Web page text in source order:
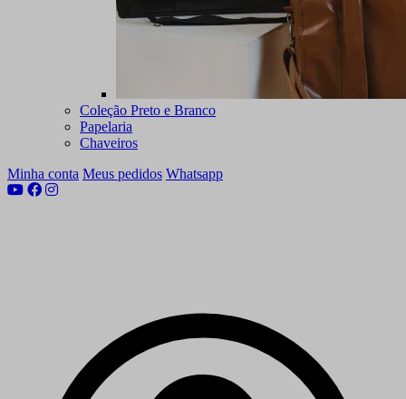
Coleção Preto e Branco
Papelaria
Chaveiros
Minha conta Meus pedidos Whatsapp